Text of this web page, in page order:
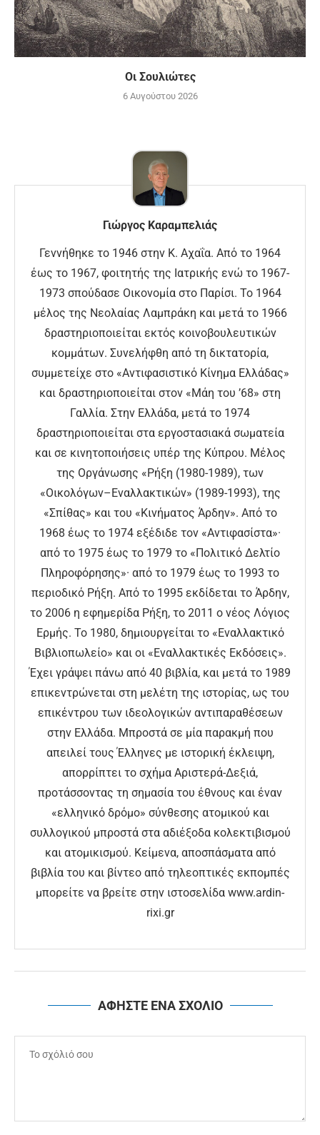
Οι Σουλιώτες
6 Αυγούστου 2026
Γιώργος Καραμπελιάς
Γεννήθηκε το 1946 στην Κ. Αχαΐα. Από το 1964
έως το 1967, φοιτητής της Ιατρικής ενώ το 1967-
1973 σπούδασε Οικονομία στο Παρίσι. Το 1964
μέλος της Νεολαίας Λαμπράκη και μετά το 1966
δραστηριοποιείται εκτός κοινοβουλευτικών
κομμάτων. Συνελήφθη από τη δικτατορία,
συμμετείχε στο «Αντιφασιστικό Κίνημα Ελλάδας»
και δραστηριοποιείται στον «Μάη του ’68» στη
Γαλλία. Στην Ελλάδα, μετά το 1974
δραστηριοποιείται στα εργοστασιακά σωματεία
και σε κινητοποιήσεις υπέρ της Κύπρου. Μέλος
της Οργάνωσης «Ρήξη (1980-1989), των
«Οικολόγων–Εναλλακτικών» (1989-1993), της
«Σπίθας» και του «Κινήματος Άρδην». Από το
1968 έως το 1974 εξέδιδε τον «Αντιφασίστα»·
από το 1975 έως το 1979 το «Πολιτικό Δελτίο
Πληροφόρησης»· από το 1979 έως το 1993 το
περιοδικό Ρήξη. Από το 1995 εκδίδεται το Άρδην,
το 2006 η εφημερίδα Ρήξη, το 2011 ο νέος Λόγιος
Ερμής. Το 1980, δημιουργείται το «Εναλλακτικό
Βιβλιοπωλείο» και οι «Εναλλακτικές Εκδόσεις».
Έχει γράψει πάνω από 40 βιβλία, και μετά το 1989
επικεντρώνεται στη μελέτη της ιστορίας, ως του
επικέντρου των ιδεολογικών αντιπαραθέσεων
στην Ελλάδα. Μπροστά σε μία παρακμή που
απειλεί τους Έλληνες με ιστορική έκλειψη,
απορρίπτει το σχήμα Αριστερά-Δεξιά,
προτάσσοντας τη σημασία του έθνους και έναν
«ελληνικό δρόμο» σύνθεσης ατομικού και
συλλογικού μπροστά στα αδιέξοδα κολεκτιβισμού
και ατομικισμού. Κείμενα, αποσπάσματα από
βιβλία του και βίντεο από τηλεοπτικές εκπομπές
μπορείτε να βρείτε στην ιστοσελίδα www.ardin-
rixi.gr
ΑΦΗΣΤΕ ΕΝΑ ΣΧΟΛΙΟ